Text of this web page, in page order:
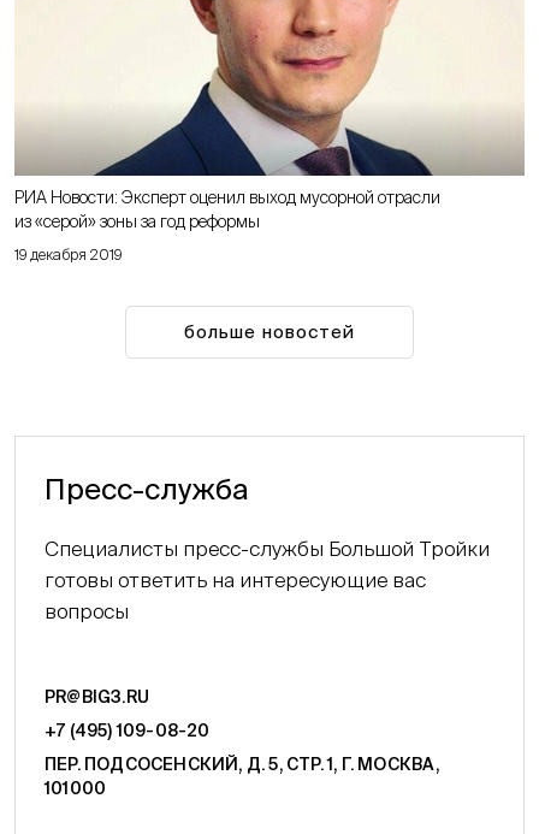
19 декабря 2019
РИА Новости: Эксперт оценил выход мусорной отрасли
из «серой» зоны за год реформы
больше новостей
Пресс-служба
Специалисты пресс-службы Большой Тройки
готовы ответить на интересующие вас
вопросы
PR@BIG3.RU
+7 (495) 109-08-20
ПЕР. ПОДСОСЕНСКИЙ, Д. 5, СТР. 1, Г. МОСКВА,
101000